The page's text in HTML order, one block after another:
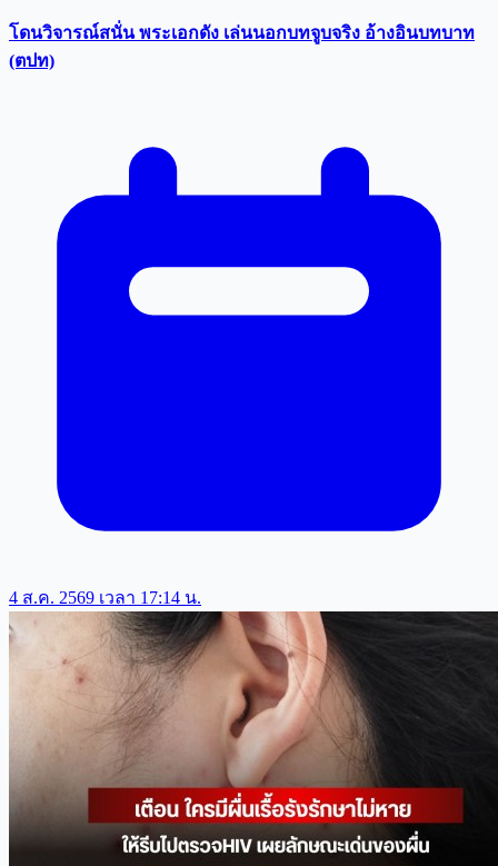
โดนวิจารณ์สนั่น พระเอกดัง เล่นนอกบทจูบจริง อ้างอินบทบาท
(ตปท)
4 ส.ค. 2569 เวลา 17:14 น.